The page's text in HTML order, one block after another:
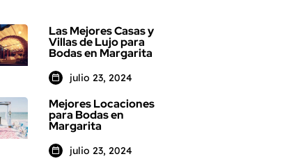
Las Mejores Casas y
Villas de Lujo para
Bodas en Margarita
julio 23, 2024
Mejores Locaciones
para Bodas en
Margarita
julio 23, 2024